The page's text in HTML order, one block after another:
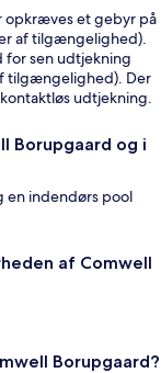
opkræves et gebyr på
af tilgængelighed).
for sen udtjekning
tilgængelighed). Der
udtjekning.
Borupgaard og i
en indendørs pool
af Comwell
Borupgaard?